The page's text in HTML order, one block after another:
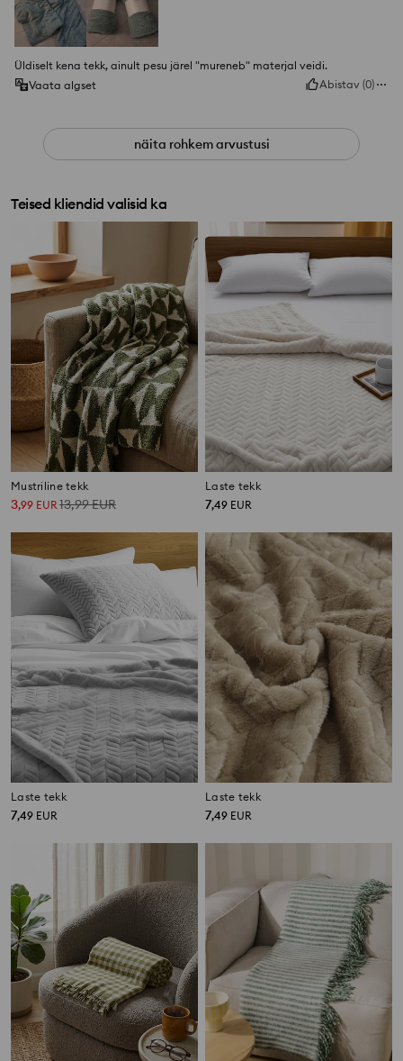
Üldiselt kena tekk, ainult pesu järel "mureneb" materjal veidi.
Vaata algset
Abistav (0)
näita rohkem arvustusi
Teised kliendid valisid ka
Mustriline tekk
3,99 EUR13,99EUR
Laste tekk
7,49 EUR
Laste tekk
7,49 EUR
Laste tekk
7,49 EUR